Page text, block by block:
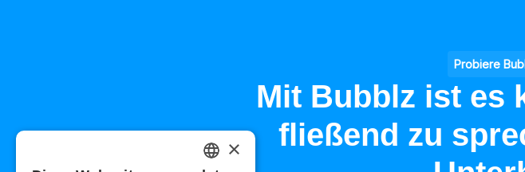
Probiere
Mit Bubblz ist es
fließend zu
×